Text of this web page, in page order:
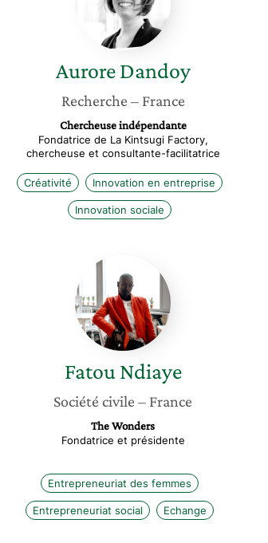
Aurore Dandoy
Recherche – France
Chercheuse indépendante
Fondatrice de La Kintsugi Factory,
chercheuse et consultante-facilitatrice
Créativité Innovation en entreprise
Innovation sociale
Ndiaye
Fatou Ndiaye
Société civile – France
The Wonders
Fondatrice et présidente
Entrepreneuriat des femmes
Entrepreneuriat social Echange